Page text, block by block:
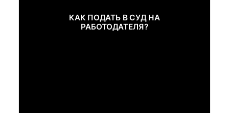
КАК ПОДАТЬ В СУД НА
РАБОТОДАТЕЛЯ?